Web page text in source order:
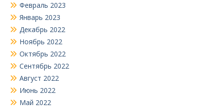
Февраль 2023
Январь 2023
Декабрь 2022
Ноябрь 2022
Октябрь 2022
Сентябрь 2022
Август 2022
Июнь 2022
Май 2022